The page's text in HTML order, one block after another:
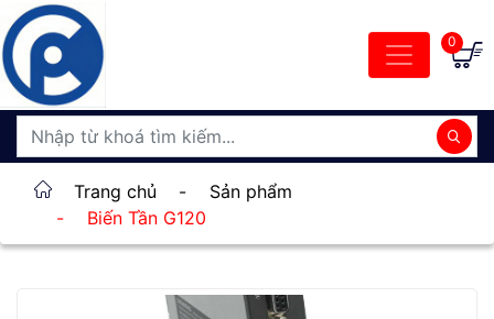
0
Trang chủ -
Sản phẩm
-
Biến Tần G120